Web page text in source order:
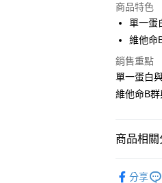
LINE Pay
Apple Pay
街口支付
悠遊付
商品特色
單一蛋
維他命
銷售重點
單一蛋白
維他命B
商品相關
分享